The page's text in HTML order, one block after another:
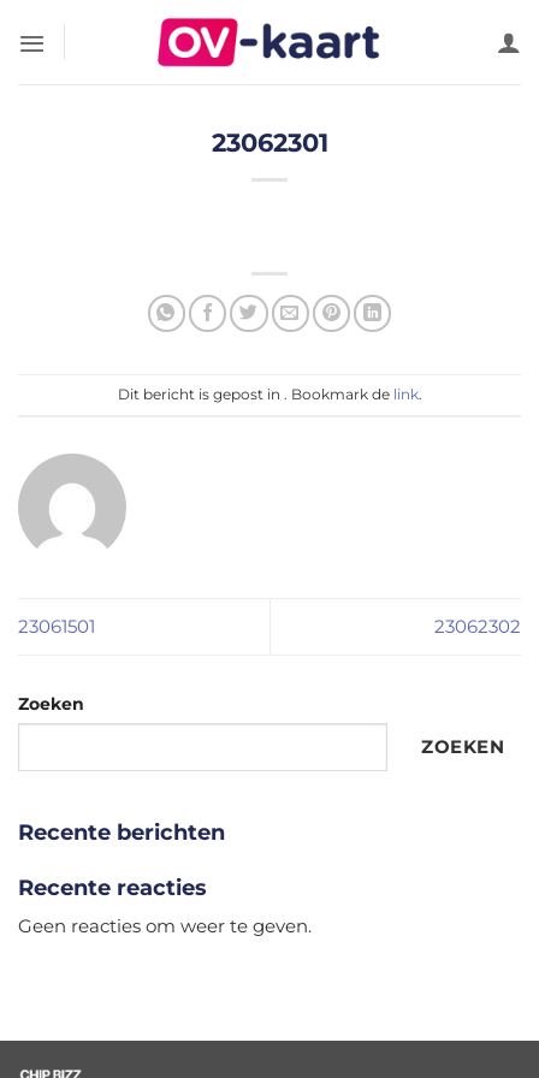
naar
23062301
Dit bericht is gepost in . Bookmark de link.
23061501 23062302
Zoeken
ZOEKEN
Recente berichten
Recente reacties
Geen reacties om weer te geven.